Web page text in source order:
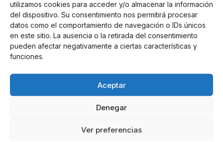
utilizamos cookies para acceder y/o almacenar la información
del dispositivo. Su consentimiento nos permitirá procesar
datos como el comportamiento de navegación o IDs únicos
en este sitio. La ausencia o la retirada del consentimiento
pueden afectar negativamente a ciertas características y
funciones.
Aceptar
Denegar
Ver preferencias
AUTOR
Edurne García Ordóñez
Noticias relacionadas
Online Casino
Mejores Cripto Casinos Online en
Colombia 2025: Bitcoin Casinos
Online Casino